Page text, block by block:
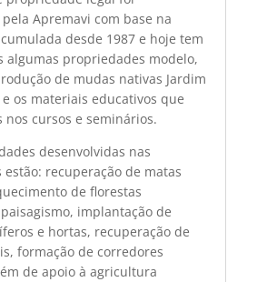
Apremavi com base na
desde 1987 e hoje tem
algumas propriedades modelo,
de mudas nativas Jardim
e os materiais educativos que
nos cursos e seminários.
desenvolvidas nas
recuperação de matas
de florestas
implantação de
e hortas, recuperação de
formação de corredores
de apoio à agricultura